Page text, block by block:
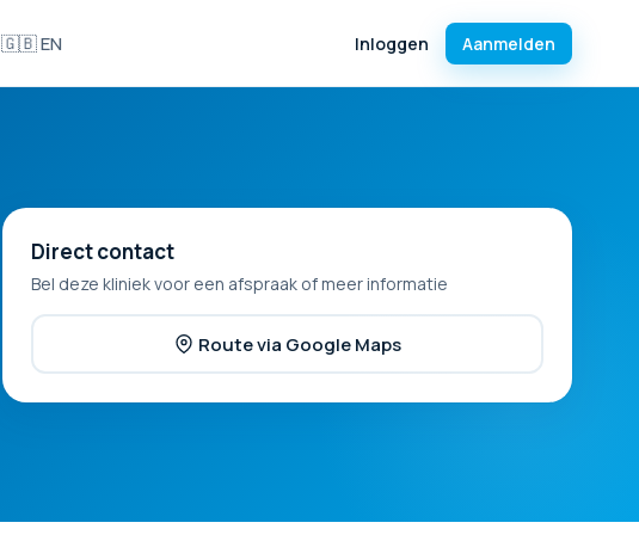
🇬🇧 EN Inloggen Aanmelden
Direct contact
Bel deze kliniek voor een afspraak of meer informatie
Route via Google Maps